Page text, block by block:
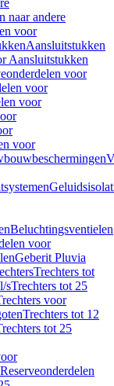
naar andere
voor
Aansluitstukken
Aansluitstukken
voor
voor
voor
voor
Beluchtingsventielen
voor
Geberit Pluvia
Trechters tot
sTrechters tot 25
voor
Trechters tot 12
tot 25
Reserveonderdelen